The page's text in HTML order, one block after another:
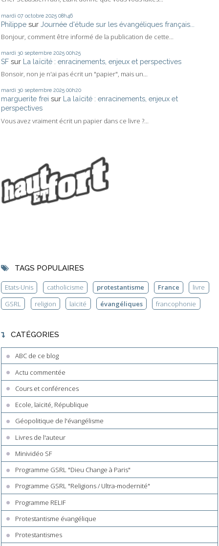
mardi 07 octobre 2025 08h46
Philippe sur Journée d'étude sur les évangéliques français...
Bonjour, comment être informé de la publication de cette...
mardi 30 septembre 2025 00h25
SF sur La laïcité : enracinements, enjeux et perspectives
Bonsoir, non je n'ai pas écrit un "papier", mais un...
mardi 30 septembre 2025 00h20
marguerite frei sur La laïcité : enracinements, enjeux et
perspectives
Vous avez vraiment écrit un papier dans ce livre ?...
TAGS POPULAIRES
Etats-Unis catholicisme protestantisme France
livre
GSRL
religion laïcité évangéliques francophonie
CATÉGORIES
ABC de ce blog
Actu commentée
Cours et conférences
Ecole, laïcité, République
Géopolitique de l'évangélisme
Livres de l'auteur
Minividéo SF
Programme GSRL "Dieu Change à Paris"
Programme GSRL "Religions / Ultra-modernité"
Programme RELIF
Protestantisme évangélique
Protestantismes